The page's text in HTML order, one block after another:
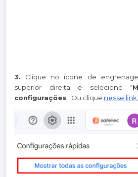
3. Clique no ícone de
superior direita e selecione "
configurações". Ou clique nesse link;